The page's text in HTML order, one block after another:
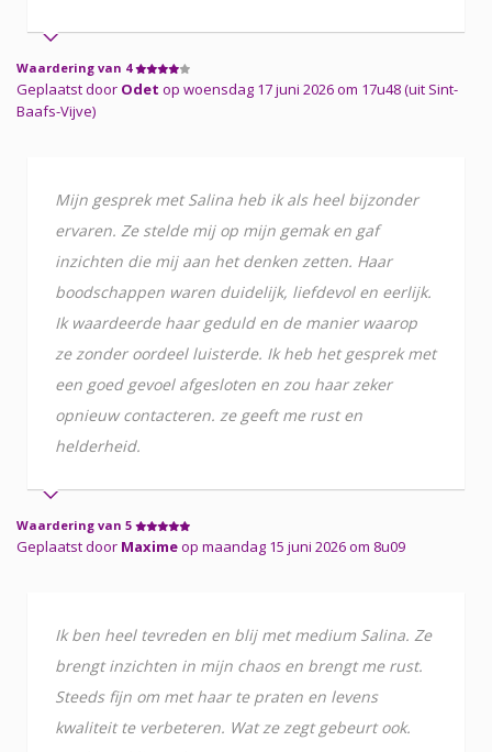
Waardering van 4
Geplaatst door Odet op woensdag 17 juni 2026 om 17u48 (uit Sint-
Baafs-Vijve)
Mijn gesprek met Salina heb ik als heel bijzonder
ervaren. Ze stelde mij op mijn gemak en gaf
inzichten die mij aan het denken zetten. Haar
boodschappen waren duidelijk, liefdevol en eerlijk.
Ik waardeerde haar geduld en de manier waarop
ze zonder oordeel luisterde. Ik heb het gesprek met
een goed gevoel afgesloten en zou haar zeker
opnieuw contacteren. ze geeft me rust en
helderheid.
Waardering van 5
Geplaatst door Maximeop maandag 15 juni 2026 om 8u09
Ik ben heel tevreden en blij met medium Salina. Ze
brengt inzichten in mijn chaos en brengt me rust.
Steeds fijn om met haar te praten en levens
kwaliteit te verbeteren. Wat ze zegt gebeurt ook.